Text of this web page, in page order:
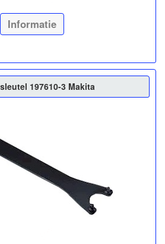
Informatie
197610-3 Makita